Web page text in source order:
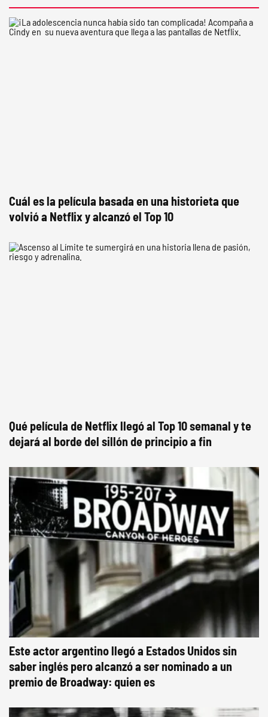
Cuál es la película basada en una historieta que
volvió a Netflix y alcanzó el Top 10
Qué película de Netflix llegó al Top 10 semanal y te
dejará al borde del sillón de principio a fin
Este actor argentino llegó a Estados Unidos sin
saber inglés pero alcanzó a ser nominado a un
premio de Broadway: quien es